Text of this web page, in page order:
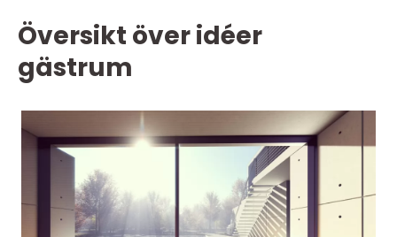
Översikt över idéer
gästrum